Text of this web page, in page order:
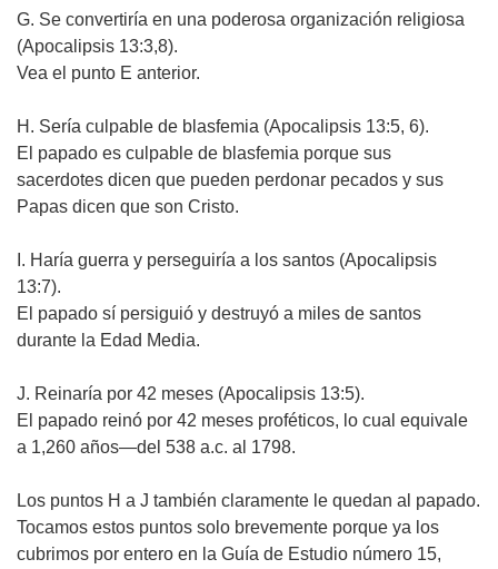
G. Se convertiría en una poderosa organización religiosa
(Apocalipsis 13:3,8).
Vea el punto E anterior.
H. Sería culpable de blasfemia (Apocalipsis 13:5, 6).
El papado es culpable de blasfemia porque sus
sacerdotes dicen que pueden perdonar pecados y sus
Papas dicen que son Cristo.
I. Haría guerra y perseguiría a los santos (Apocalipsis
13:7).
El papado sí persiguió y destruyó a miles de santos
durante la Edad Media.
J. Reinaría por 42 meses (Apocalipsis 13:5).
El papado reinó por 42 meses proféticos, lo cual equivale
a 1,260 años—del 538 a.c. al 1798.
Los puntos H a J también claramente le quedan al papado.
Tocamos estos puntos solo brevemente porque ya los
cubrimos por entero en la Guía de Estudio número 15,